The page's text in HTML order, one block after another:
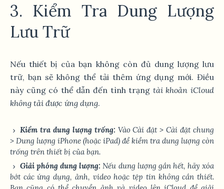
3. Kiểm Tra Dung Lượng
Lưu Trữ
Nếu thiết bị của bạn không còn đủ dung lượng lưu
trữ, bạn sẽ không thể tải thêm ứng dụng mới. Điều
này cũng có thể dẫn đến tình trạng tài khoản iCloud
không tải được ứng dụng.
Kiểm tra dung lượng trống: VàoCài đặt>Cài đặt chung
> Dung lượng iPhone (hoặc iPad) để kiểm tra dung lượng còn
trống trên thiết bị của bạn.
Giải phóng dung lượng: Nếu dung lượng gần hết, hãy xóa
bớt các ứng dụng, ảnh, video hoặc tệp tin không cần thiết.